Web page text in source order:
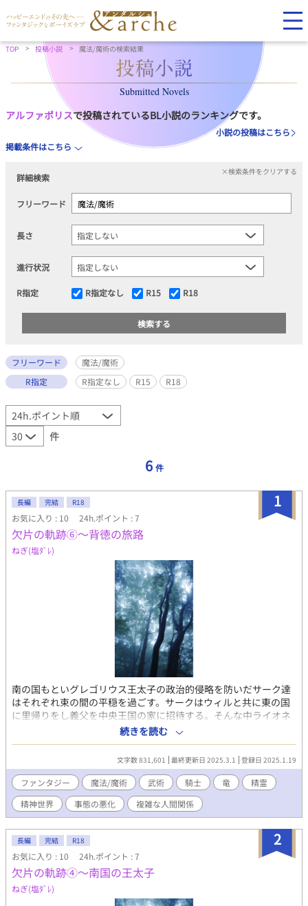
TOP 投稿小説 魔法/魔術の検索結果
Submitted Novels
アルファポリスで投稿されているBL小説のランキングです。
小説の投稿はこちら
掲載条件はこちら
詳細検索
×検索条件をクリアする
フリーワード
長さ
進行状況
R指定 R指定なし R15 R18
フリーワード
魔法/魔術
R指定
R指定なし R15 R18
件
6 件
1
長編 完結 R18
お気に入り : 10 24h.ポイント : 7
欠片の軌跡⑥〜背徳の旅路
ねぎ(塩ﾀﾞﾚ)
南の国もといグレゴリウス王太子の政治的侵略を防いだサーク達
はそれぞれ束の間の平穏を過ごす。サークはウィルと共に東の国
に里帰りをし義父を中央王国の家に招待する。そんな中ライオネ
ル殿下か体調を崩したとの知らせが入る。 ｵﾘｼﾞﾅﾙﾌｧﾝﾀｼﾞｰ小説
「欠片の軌跡」の第九章になります。(第1〜8章は「欠片の軌跡
➀〜➄」となっています。「欠片の軌跡」は不感症の魔術兵サー
クが騎士となり王子の警護部隊に所属した事をきっかけになんや
かんや色々あって色々巻き込まれて色々ある中で性欲が取り戻せ
るのかみたいな、ただのｴﾛありﾌｧﾝﾀｼﾞｰ小説です。(比較的真面目
な話です)ちなみに☆はそういう事です。※この小説は個人が趣味
で書いている物です。内容や展開が読む方のご趣味に合わない事
もございます。ご了承頂けますと幸いです。) ※BL/R-18作品(特殊
嗜好作品)となりますので無関係の不特定多数の方の目にとまる様
な外部へのリンク付け等お止め下さい。ご配慮頂けますと幸いで
す。(LGBTQとBL/R-18作品を好む好まないは異なる事項となりま
すのでご理解頂けますと幸いです。) 【「欠片の軌跡」2021年春
にpixivにて執筆開始】 【転載禁止】【無許可ﾀﾞｳﾝﾛｰﾄﾞ禁止】
続きを読む
文字数 831,601 最終更新日 2025.3.1 登録日 2025.1.19
ファンタジー 魔法/魔術 武術 騎士 竜
精霊
精神世界
事態の悪化 複雑な人間関係
2
長編 完結 R18
お気に入り : 10 24h.ポイント : 7
欠片の軌跡④〜南国の王太子
ねぎ(塩ﾀﾞﾚ)